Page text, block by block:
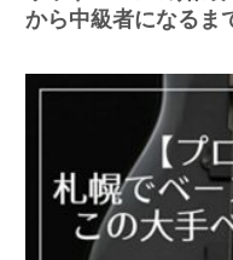
から中級者になるま